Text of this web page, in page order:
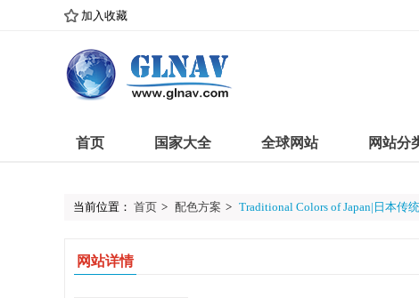
加入收藏
首页 国家大全 全球网站 网站分
当前位置： 首页 > 配色方案 > Traditional Colors of Japan|日本传
网站详情